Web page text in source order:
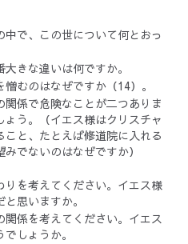
で、この世について何とおっ
きな違いは何ですか。
むのはなぜですか（14）。
関係で危険なことが二つありま
う。（イエス様はクリスチャ
こと、たとえば修道院に入れる
でないのはなぜですか）
りを考えてください。イエス様
思いますか。
係を考えてください。イエス
しょうか。